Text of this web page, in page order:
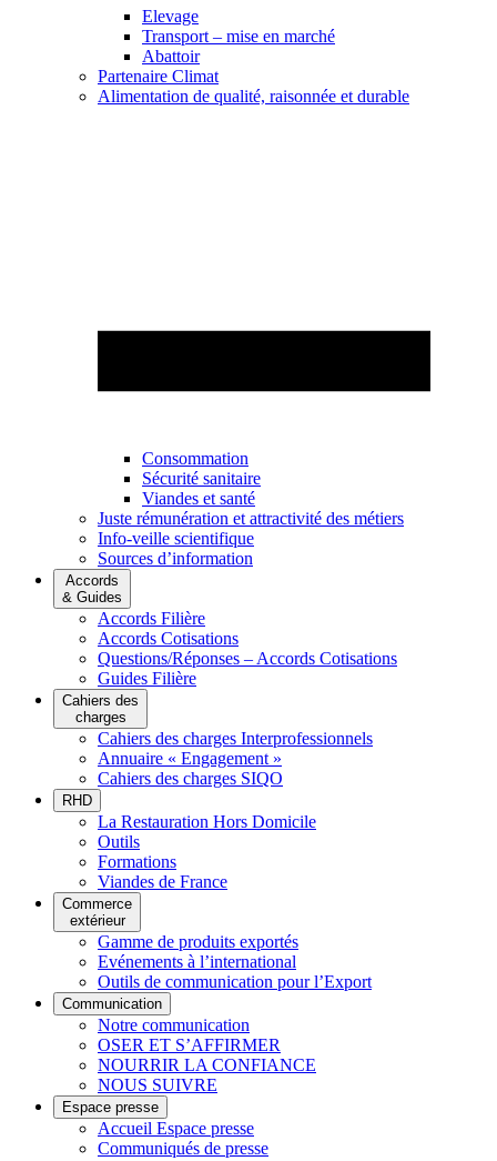
Elevage
Transport – mise en marché
Abattoir
Partenaire Climat
Alimentation de qualité, raisonnée et durable
Consommation
Sécurité sanitaire
Viandes et santé
Juste rémunération et attractivité des métiers
Info-veille scientifique
Sources d’information
Accords
& Guides
Accords Filière
Accords Cotisations
Questions/Réponses – Accords Cotisations
Guides Filière
Cahiers des
charges
Cahiers des charges Interprofessionnels
Annuaire « Engagement »
Cahiers des charges SIQO
RHD
La Restauration Hors Domicile
Outils
Formations
Viandes de France
Commerce
extérieur
Gamme de produits exportés
Evénements à l’international
Outils de communication pour l’Export
Communication
Notre communication
OSER ET S’AFFIRMER
NOURRIR LA CONFIANCE
NOUS SUIVRE
Espace presse
Accueil Espace presse
Communiqués de presse